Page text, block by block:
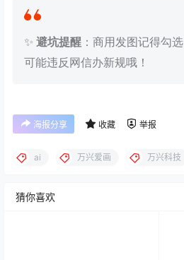
✨ 避坑提醒 ：商用发图记得勾选
可能违反网信办新规哦！
海报分享 收藏 举报
ai 万兴爱画 万兴科技
猜你喜欢